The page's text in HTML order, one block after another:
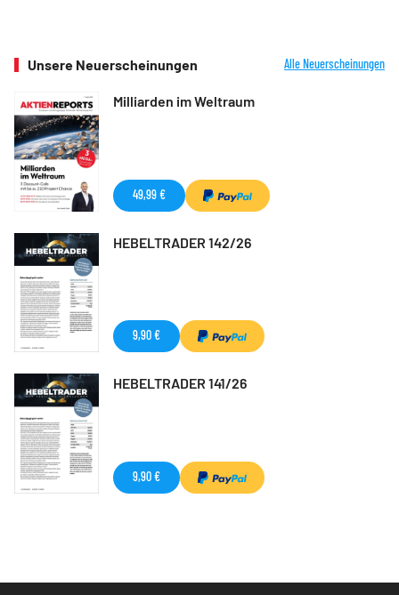
Unsere Neuerscheinungen Alle Neuerscheinungen
Milliarden im Weltraum
49,99 €
HEBELTRADER 142/26
9,90 €
HEBELTRADER 141/26
9,90 €